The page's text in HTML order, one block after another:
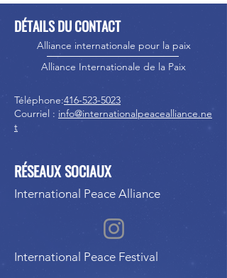
DÉTAILS DU CONTACT
Alliance internationale pour la paix
Alliance Internationale de la Paix
Téléphone:416-523-5023
Courriel : info@internationalpeacealliance.ne
t
RÉSEAUX SOCIAUX
International Peace Alliance
International Peace Festival